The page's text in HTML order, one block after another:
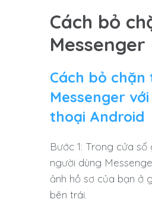
Cách bỏ
Messenger
Cách bỏ chặn
Messenger
thoại Android
Bước 1: Trong cửa sổ
người dùng
ảnh hồ sơ của bạn ở
bên trái.